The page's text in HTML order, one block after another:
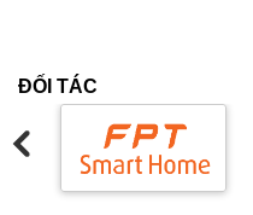
ĐỐI TÁC